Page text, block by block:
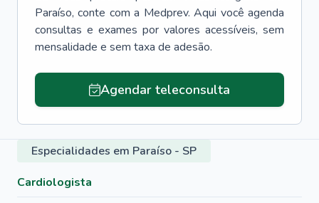
Paraíso, conte com a Medprev. Aqui você agenda
consultas e exames por valores acessíveis, sem
mensalidade e sem taxa de adesão.
Agendar teleconsulta
Especialidades em Paraíso - SP
Cardiologista